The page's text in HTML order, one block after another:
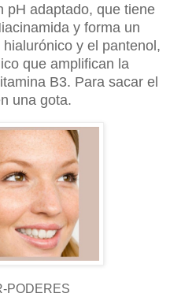
pH adaptado, que tiene
y forma un
y el pantenol,
que amplifican la
B3. Para sacar el
una gota.
PODERES